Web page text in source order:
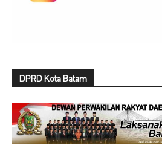
DPRD Kota Batam